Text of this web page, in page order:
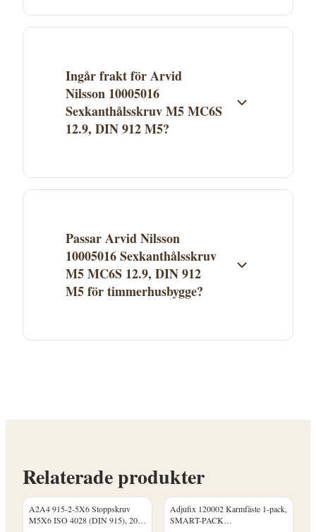
M5 MC6S 12.9, DIN 912 M5 säljs av
Aktuellt pris och lagerstatus ser du hos
Proffsmagasinet.
Ingår frakt för Arvid
Nilsson 10005016
Sexkanthålsskruv M5 MC6S
12.9, DIN 912 M5?
fraktvillkor. Se aktuella fraktuppgifter på
Passar Arvid Nilsson
10005016 Sexkanthålsskruv
M5 MC6S 12.9, DIN 912
M5 för timmerhusbygge?
Relaterade produkter
A2A4 915-2-5X6 Stoppskruv
M5X6 ISO 4028 (DIN 915), 200-
Adjufix 120002 Karmfäste 1-pack,
SMART-PACK